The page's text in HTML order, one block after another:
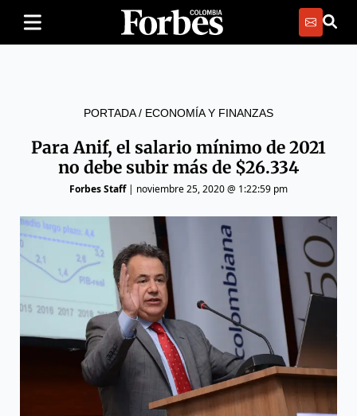
PORTADA/ ECONOMÍA Y FINANZAS
Para Anif, el salario mínimo de 2021
no debe subir más de $26.334
Forbes Staff| noviembre 25, 2020 @ 1:22:59 pm